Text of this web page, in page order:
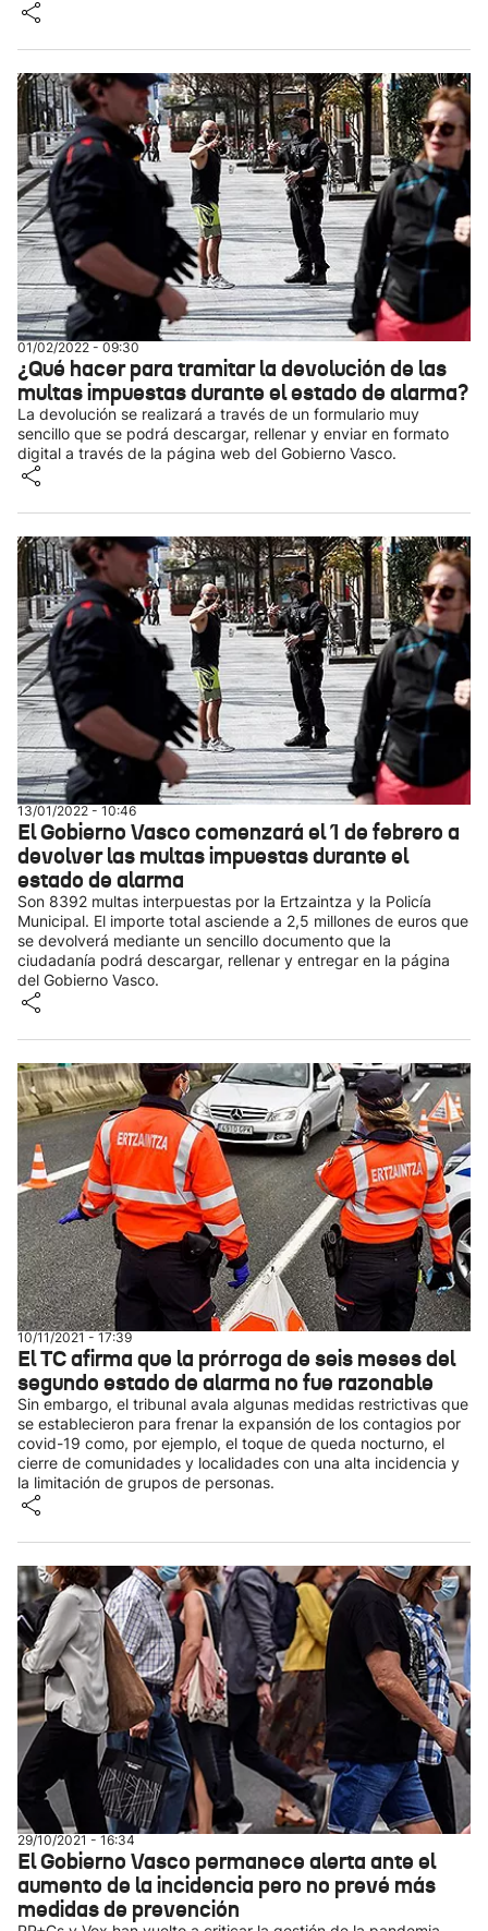
01/02/2022 - 09:30
¿Qué hacer para tramitar la devolución de las
multas impuestas durante el estado de alarma?
La devolución se realizará a través de un formulario muy
sencillo que se podrá descargar, rellenar y enviar en formato
digital a través de la página web del Gobierno Vasco.
13/01/2022 - 10:46
El Gobierno Vasco comenzará el 1 de febrero a
devolver las multas impuestas durante el
estado de alarma
Son 8392 multas interpuestas por la Ertzaintza y la Policía
Municipal. El importe total asciende a 2,5 millones de euros que
se devolverá mediante un sencillo documento que la
ciudadanía podrá descargar, rellenar y entregar en la página
del Gobierno Vasco.
10/11/2021 - 17:39
El TC afirma que la prórroga de seis meses del
segundo estado de alarma no fue razonable
Sin embargo, el tribunal avala algunas medidas restrictivas que
se establecieron para frenar la expansión de los contagios por
covid-19 como, por ejemplo, el toque de queda nocturno, el
cierre de comunidades y localidades con una alta incidencia y
la limitación de grupos de personas.
29/10/2021 - 16:34
El Gobierno Vasco permanece alerta ante el
aumento de la incidencia pero no prevé más
medidas de prevención